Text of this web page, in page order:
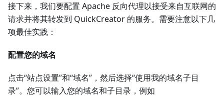
接下来，我们要配置 Apache 反向代理以接受来自互联网的
请求并将其转发到 QuickCreator 的服务。需要注意以下几
项最佳实践：
配置您的域名
点击“站点设置”和“域名”，然后选择“使用我的域名子目
录”。您可以输入您的域名和子目录，例如